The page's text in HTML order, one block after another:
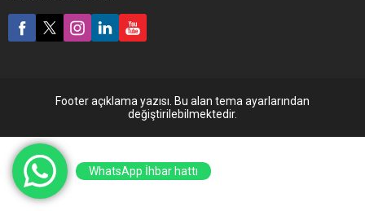
Footer açıklama yazısı. Bu alan tema ayarlarından
değiştirilebilmektedir.
WhatsApp İhbar hattı